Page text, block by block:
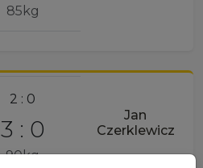
85kg
2 : 0
3 : 0
90kg
Jan
Czerklewicz